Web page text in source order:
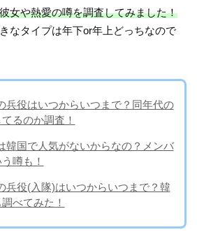
女や熱愛の噂を調査してみました！
なタイプは年下or年上どっちなので
兵役はいつからいつまで？同年代の
るのか調査！
韓国で人気がないからなの？メンバ
噂も！
兵役(入隊)はいつからいつまで？韓
べてみた！